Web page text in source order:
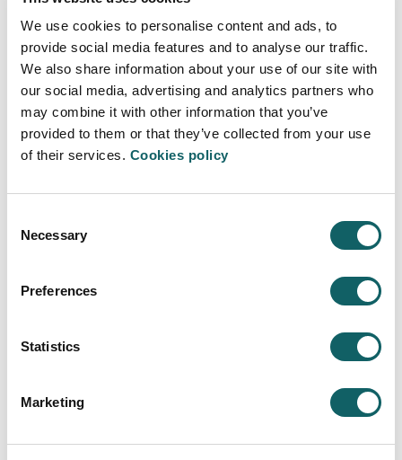
We use cookies to personalise content and ads, to
provide social media features and to analyse our traffic.
We also share information about your use of our site with
our social media, advertising and analytics partners who
may combine it with other information that you’ve
provided to them or that they’ve collected from your use
of their services. Cookies policy
Selection
Necessary
Preferences
Statistics
Marketing
Más Info
Innovación, Modelo
Organizativo y Estrategia
de Personas-BAEPE
Profesor/a titular